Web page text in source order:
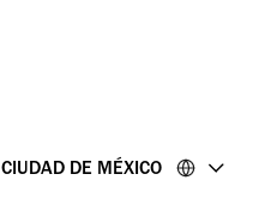
CIUDAD DE MÉXICO